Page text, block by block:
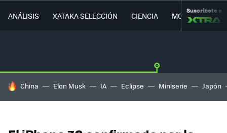
ANÁLISIS XATAKA SELECCIÓN CIENCIA MOVILIDAD
Suscríbete a
HOY SE HABLA DE
China Elon Musk IA Eclipse Miniserie Japón